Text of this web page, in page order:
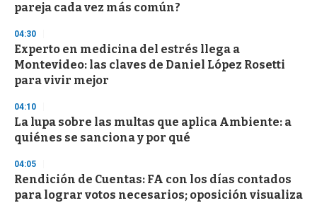
pareja cada vez más común?
04:30
Experto en medicina del estrés llega a
Montevideo: las claves de Daniel López Rosetti
para vivir mejor
04:10
La lupa sobre las multas que aplica Ambiente: a
quiénes se sanciona y por qué
04:05
Rendición de Cuentas: FA con los días contados
para lograr votos necesarios; oposición visualiza